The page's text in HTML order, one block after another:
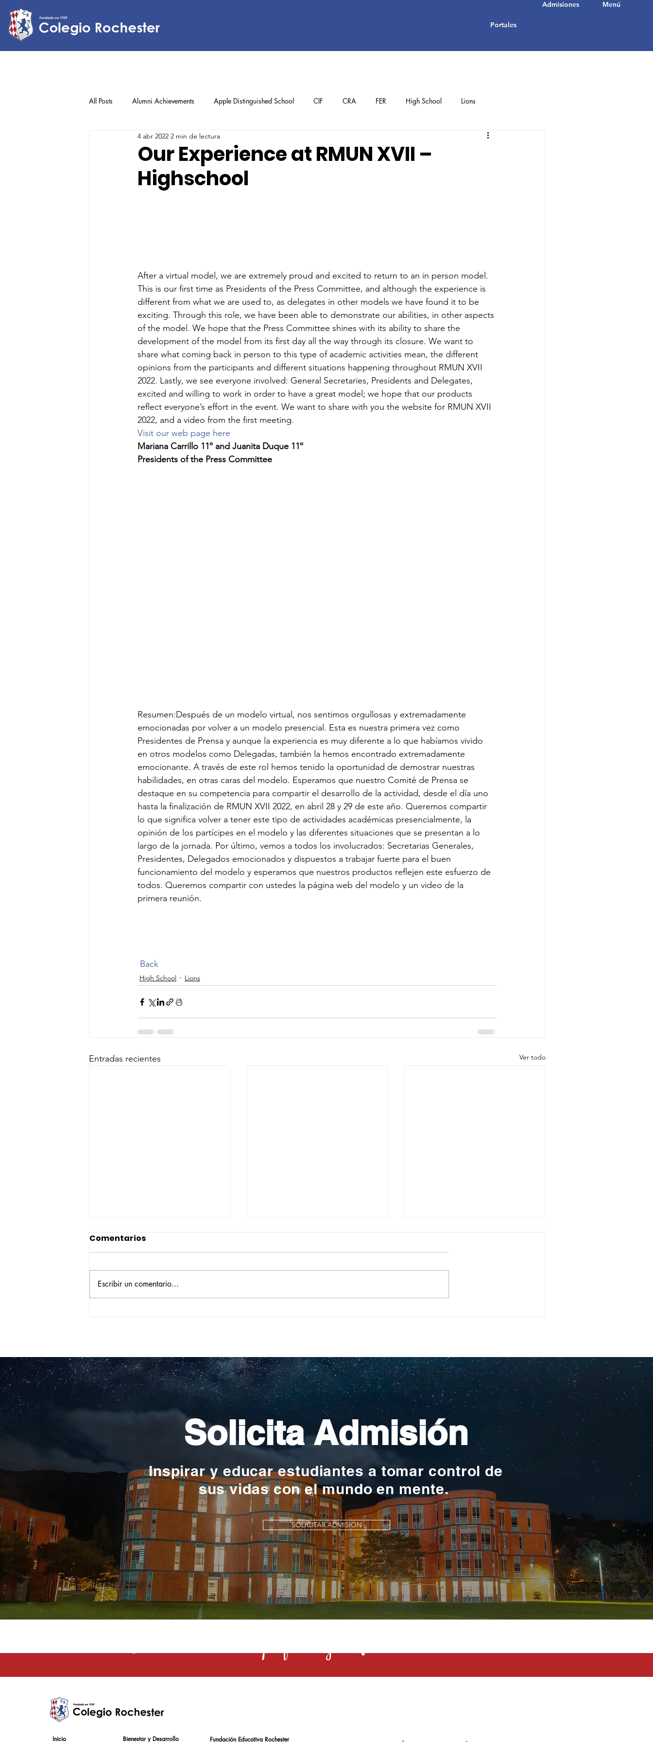
Portales
Menú
Admisiones
All Posts Alumni Achievements Apple Distinguished School CIF CRA FER High School Lions
Lower Elementary Middle School Student Achievements
Upper Elementary
Our Experience at RMUN XVII –
Highschool
4 abr 2022 2 min de lectura
After a virtual model, we are extremely proud and excited to return to an in person model.
This is our first time as Presidents of the Press Committee, and although the experience is
different from what we are used to, as delegates in other models we have found it to be
exciting. Through this role, we have been able to demonstrate our abilities, in other aspects
of the model. We hope that the Press Committee shines with its ability to share the
development of the model from its first day all the way through its closure. We want to
share what coming back in person to this type of academic activities mean, the different
opinions from the participants and different situations happening throughout RMUN XVII
2022. Lastly, we see everyone involved: General Secretaries, Presidents and Delegates,
excited and willing to work in order to have a great model; we hope that our products
reflect everyone’s effort in the event. We want to share with you the website for RMUN XVII
2022, and a video from the first meeting.
Visit our web page here
Mariana Carrillo 11º and Juanita Duque 11º
Presidents of the Press Committee
Resumen:Después de un modelo virtual, nos sentimos orgullosas y extremadamente
emocionadas por volver a un modelo presencial. Esta es nuestra primera vez como
Presidentes de Prensa y aunque la experiencia es muy diferente a lo que habíamos vivido
en otros modelos como Delegadas, también la hemos encontrado extremadamente
emocionante. A través de este rol hemos tenido la oportunidad de demostrar nuestras
habilidades, en otras caras del modelo. Esperamos que nuestro Comité de Prensa se
destaque en su competencia para compartir el desarrollo de la actividad, desde el día uno
hasta la finalización de RMUN XVII 2022, en abril 28 y 29 de este año. Queremos compartir
lo que significa volver a tener este tipo de actividades académicas presencialmente, la
opinión de los partícipes en el modelo y las diferentes situaciones que se presentan a lo
largo de la jornada. Por último, vemos a todos los involucrados: Secretarias Generales,
Presidentes, Delegados emocionados y dispuestos a trabajar fuerte para el buen
funcionamiento del modelo y esperamos que nuestros productos reflejen este esfuerzo de
todos. Queremos compartir con ustedes la página web del modelo y un video de la
primera reunión.
Back
High School Lions
Entradas recientes Ver todo
Comentarios
Escribir un comentario...
Solicita Admisión
Inspirar y educar estudiantes a tomar control de
sus vidas con el mundo en mente.
SOLICITAR ADMISIÓN
La educación es una profesión y el Rochester la toma en serio
Inicio Bienestar y Desarrollo Fundación Educativa Rochester